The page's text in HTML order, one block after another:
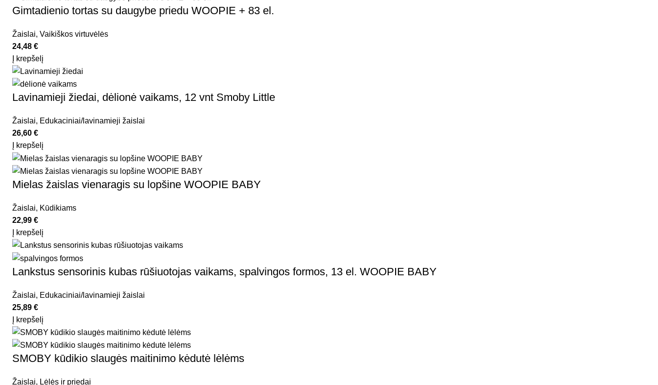
Gimtadienio tortas su daugybe priedu WOOPIE + 83 el.
Žaislai, Vaikiškos virtuvėlės
24,48 €
Į krepšelį
Lavinamieji žiedai, dėlionė vaikams, 12 vnt Smoby Little
Žaislai, Edukaciniai/lavinamieji žaislai
26,60 €
Į krepšelį
Mielas žaislas vienaragis su lopšine WOOPIE BABY
Žaislai, Kūdikiams
22,99 €
Į krepšelį
Lankstus sensorinis kubas rūšiuotojas vaikams, spalvingos formos, 13 el. WOOPIE BABY
Žaislai, Edukaciniai/lavinamieji žaislai
25,89 €
Į krepšelį
SMOBY kūdikio slaugės maitinimo kėdutė lėlėms
Žaislai, Lėlės ir priedai